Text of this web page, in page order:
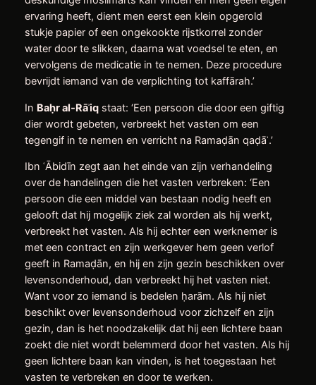
ervaring heeft, dient men eerst een klein opgerold
stukje papier of een ongekookte rijstkorrel zonder
water door te slikken, daarna wat voedsel te eten, en
vervolgens de medicatie in te nemen. Deze procedure
bevrijdt iemand van de verplichting tot kaffārah.’
In Baḥr al‑Rāʾiqstaat: ‘Een persoon die door een giftig
dier wordt gebeten, verbreekt het vasten om een
tegengif in te nemen en verricht na Ramaḍān qaḍāʾ.’
Ibn ʿĀbidīn zegt aan het einde van zijn verhandeling
over de handelingen die het vasten verbreken: ‘Een
persoon die een middel van bestaan nodig heeft en
gelooft dat hij mogelijk ziek zal worden als hij werkt,
verbreekt het vasten. Als hij echter een werknemer is
met een contract en zijn werkgever hem geen verlof
geeft in Ramaḍān, en hij en zijn gezin beschikken over
levensonderhoud, dan verbreekt hij het vasten niet.
Want voor zo iemand is bedelen ḥarām. Als hij niet
beschikt over levensonderhoud voor zichzelf en zijn
gezin, dan is het noodzakelijk dat hij een lichtere baan
zoekt die niet wordt belemmerd door het vasten. Als hij
geen lichtere baan kan vinden, is het toegestaan het
vasten te verbreken en door te werken.